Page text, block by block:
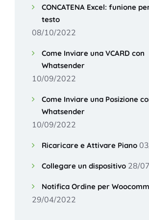
CONCATENA Excel: funione
testo
08/10/2022
Come Inviare una VCARD con
Whatsender
10/09/2022
Come Inviare una Posizione
Whatsender
10/09/2022
Ricaricare e Attivare Piano
Collegare un dispositivo 28/
Notifica Ordine per
29/04/2022